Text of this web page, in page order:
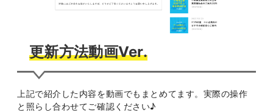
更新方法動画Ver.
上記で紹介した内容を動画でもまとめてます。実際の操作
と照らし合わせてご確認ください♪